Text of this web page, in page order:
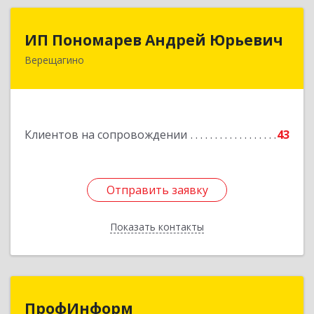
ИП Пономарев Андрей Юрьевич
Верещагино
Клиентов на сопровождении 43
Отправить заявку
Показать контакты
ИП Пономарев Андрей Юрьевич
617120, Пермский край, Верещагинский р-н,
Отправить заявку
Назад
ПрофИнформ